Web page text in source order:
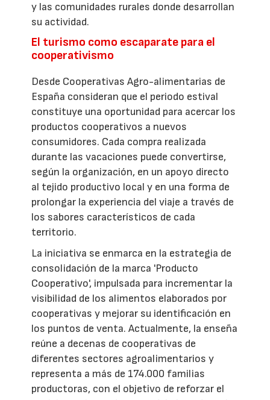
y las comunidades rurales donde desarrollan
su actividad.
El turismo como escaparate para el
cooperativismo
Desde Cooperativas Agro-alimentarias de
España consideran que el periodo estival
constituye una oportunidad para acercar los
productos cooperativos a nuevos
consumidores. Cada compra realizada
durante las vacaciones puede convertirse,
según la organización, en un apoyo directo
al tejido productivo local y en una forma de
prolongar la experiencia del viaje a través de
los sabores característicos de cada
territorio.
La iniciativa se enmarca en la estrategia de
consolidación de la marca 'Producto
Cooperativo', impulsada para incrementar la
visibilidad de los alimentos elaborados por
cooperativas y mejorar su identificación en
los puntos de venta. Actualmente, la enseña
reúne a decenas de cooperativas de
diferentes sectores agroalimentarios y
representa a más de 174.000 familias
productoras, con el objetivo de reforzar el